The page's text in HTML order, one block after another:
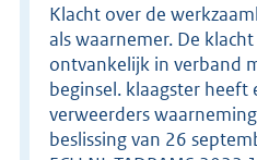
Klacht over de
als waarnemer. De
ontvankelijk in verband
beginsel. klaagster heeft
verweerders
beslissing van 26